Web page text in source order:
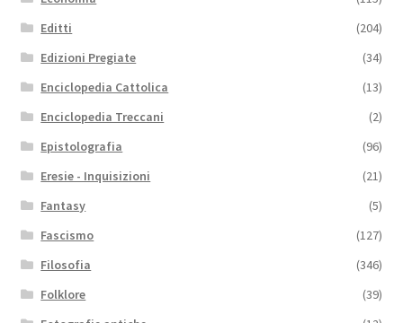
Editti
(204)
Edizioni Pregiate
(34)
Enciclopedia Cattolica
(13)
Enciclopedia Treccani
(2)
Epistolografia
(96)
Eresie - Inquisizioni
(21)
Fantasy
(5)
Fascismo
(127)
Filosofia
(346)
Folklore
(39)